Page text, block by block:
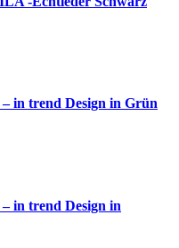
– in trend Design in Grün
– in trend Design in